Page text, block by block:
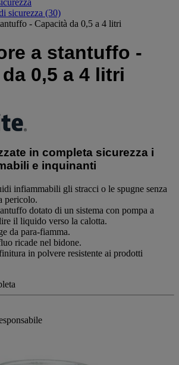
sicurezza (30)
- Capacità da 0,5 a 4 litri
a stantuffo -
0,5 a 4 litri
in completa sicurezza i
e inquinanti
infiammabili gli stracci o le spugne senza
pericolo.
dotato di un sistema con pompa a
il liquido verso la calotta.
da para-fiamma.
ricade nel bidone.
in polvere resistente ai prodotti